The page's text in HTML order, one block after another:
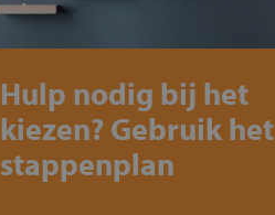
Hulp nodig bij het
kiezen? Gebruik het
stappenplan